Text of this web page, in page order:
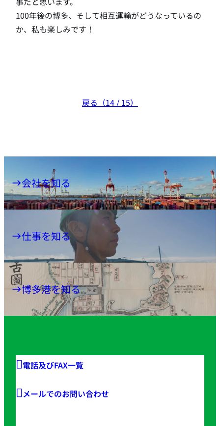
100年後の博多、そして相互運輸がどうなっているの
か、私も楽しみです！
戻る（14 / 15）
会社を知る
仕事を知る
博多港を知る
電話及びFAX一覧
メールでのお問い合わせ